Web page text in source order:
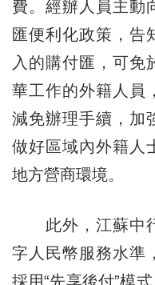
費。經辦人員主動
匯便利化政策，告
入的購付匯，可免
華工作的外籍人員
減免辦理手續，加
做好區域內外籍人
地方營商環境。
此外，江蘇中行
字人民幣服務水準
採用“先享後付”模